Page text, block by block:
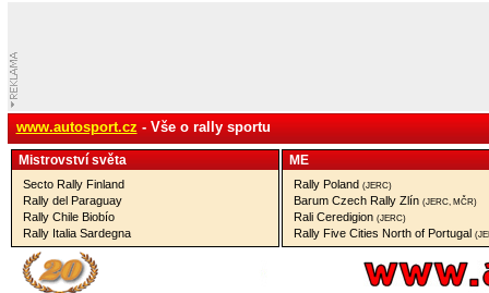
www.autosport.cz - Vše o rally sportu
Mistrovství­ světa
Secto Rally Finland
Rally del Paraguay
Rally Chile Biobío
Rally Italia Sardegna
ME
Rally Poland (JERC)
Barum Czech Rally Zlín (JERC, MČR)
Rali Ceredigion (JERC)
Rally Five Cities North of Portugal